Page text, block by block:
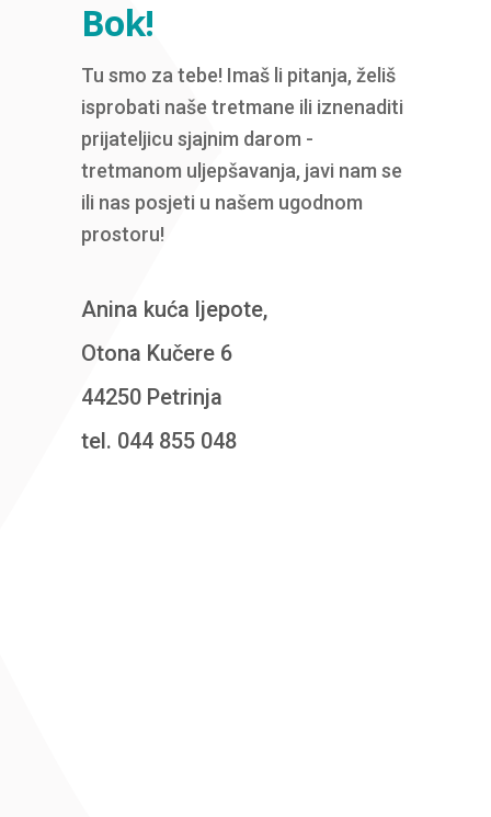
Bok!
Tu smo za tebe! Imaš li pitanja, želiš
isprobati naše tretmane ili iznenaditi
prijateljicu sjajnim darom -
tretmanom uljepšavanja, javi nam se
ili nas posjeti u našem ugodnom
prostoru!
Anina kuća ljepote,
Otona Kučere 6
44250 Petrinja
tel. 044 855 048